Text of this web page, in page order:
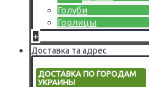
Голуби
Горлицы
+
Доставка та адрес
ДОСТАВКА ПО ГОРОДАМ
УКРАИНЫ